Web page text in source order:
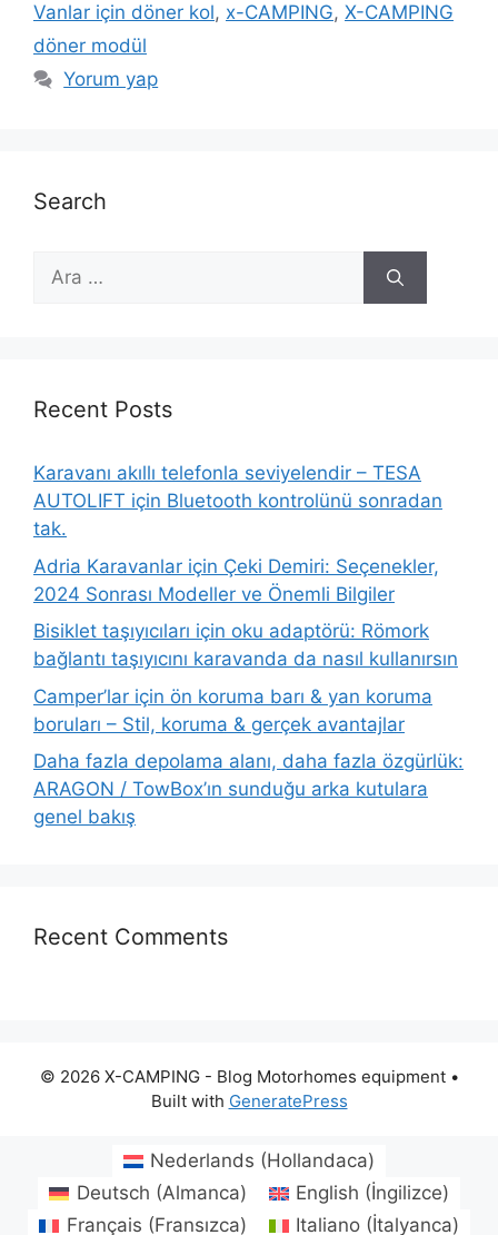
Vanlar için döner kol, x-CAMPING, X-CAMPING
döner modül
Yorum yap
Search
için
Recent Posts
Karavanı akıllı telefonla seviyelendir – TESA
AUTOLIFT için Bluetooth kontrolünü sonradan
tak.
Adria Karavanlar için Çeki Demiri: Seçenekler,
2024 Sonrası Modeller ve Önemli Bilgiler
Bisiklet taşıyıcıları için oku adaptörü: Römork
bağlantı taşıyıcını karavanda da nasıl kullanırsın
Camper’lar için ön koruma barı & yan koruma
boruları – Stil, koruma & gerçek avantajlar
Daha fazla depolama alanı, daha fazla özgürlük:
ARAGON / TowBox’ın sunduğu arka kutulara
genel bakış
Recent Comments
© 2026 X-CAMPING - Blog Motorhomes equipment•
Built with GeneratePress
Nederlands (Hollandaca)
Deutsch (Almanca) English (İngilizce)
Français (Fransızca) Italiano (İtalyanca)